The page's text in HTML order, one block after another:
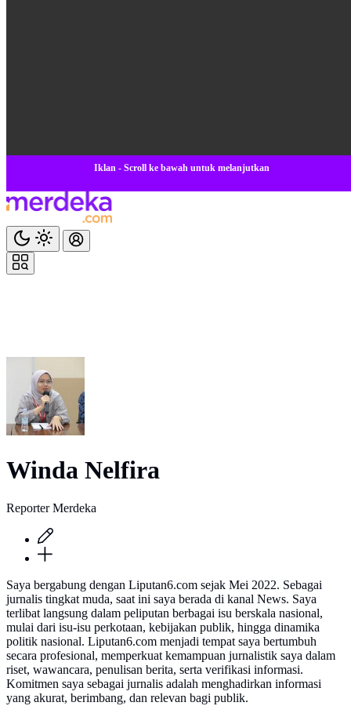
Iklan - Scroll ke bawah untuk melanjutkan
Winda Nelfira
Reporter Merdeka
Saya bergabung dengan Liputan6.com sejak Mei 2022. Sebagai
jurnalis tingkat muda, saat ini saya berada di kanal News. Saya
terlibat langsung dalam peliputan berbagai isu berskala nasional,
mulai dari isu-isu perkotaan, kebijakan publik, hingga dinamika
politik nasional. Liputan6.com menjadi tempat saya bertumbuh
secara profesional, memperkuat kemampuan jurnalistik saya dalam
riset, wawancara, penulisan berita, serta verifikasi informasi.
Komitmen saya sebagai jurnalis adalah menghadirkan informasi
yang akurat, berimbang, dan relevan bagi publik.